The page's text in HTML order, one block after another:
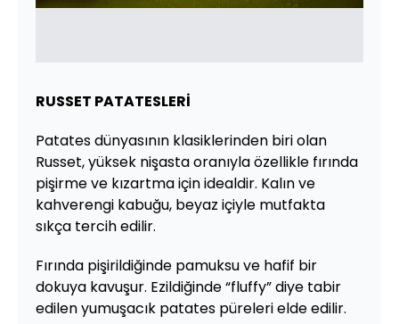
RUSSET PATATESLERİ
Patates dünyasının klasiklerinden biri olan
Russet, yüksek nişasta oranıyla özellikle fırında
pişirme ve kızartma için idealdir. Kalın ve
kahverengi kabuğu, beyaz içiyle mutfakta
sıkça tercih edilir.
Fırında pişirildiğinde pamuksu ve hafif bir
dokuya kavuşur. Ezildiğinde “fluffy” diye tabir
edilen yumuşacık patates püreleri elde edilir.